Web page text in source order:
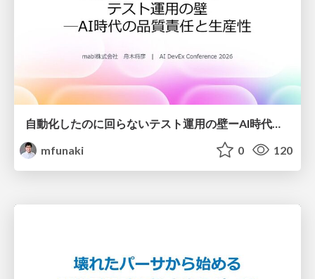
mfunaki
0 120